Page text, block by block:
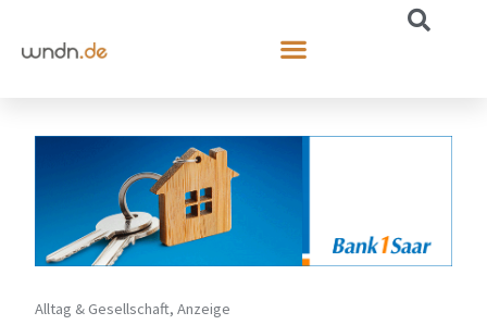
Alltag & Gesellschaft,Anzeige